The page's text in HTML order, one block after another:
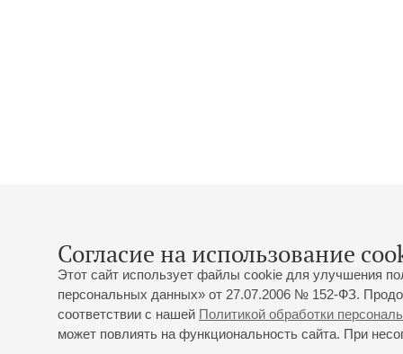
Согласие на использование
Этот сайт использует файлы cookie для улучшения
персональных данных» от 27.07.2006 № 152-ФЗ.
соответствии с нашей Политикой обработки
может повлиять на функциональность сайта. При